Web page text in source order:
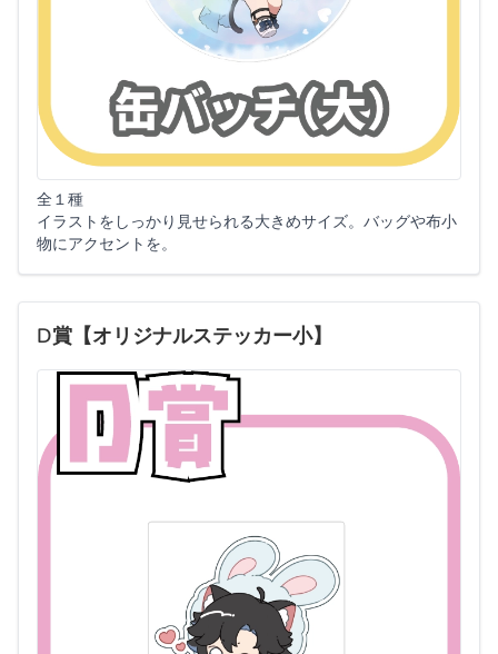
全１種
イラストをしっかり見せられる大きめサイズ。バッグや布小
物にアクセントを。
D賞【オリジナルステッカー小】